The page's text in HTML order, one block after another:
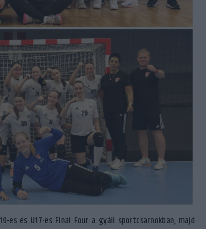
es és U17-es Final Four a gyáli sportcsarnokban, majd